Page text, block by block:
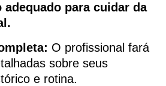
adequado para cuidar da
O profissional fará
sobre seus
e rotina.